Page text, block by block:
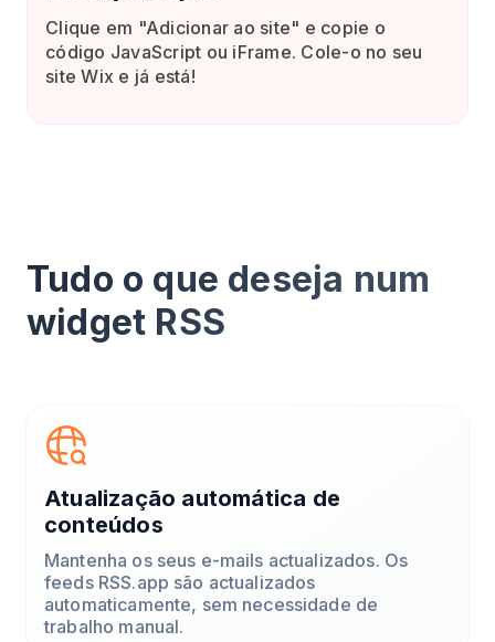
Clique em "Adicionar ao site" e copie o
código JavaScript ou iFrame. Cole-o no seu
site Wix e já está!
Tudo o que deseja num
widget RSS
Atualização automática de
conteúdos
Mantenha os seus e-mails actualizados. Os
feeds RSS.app são actualizados
automaticamente, sem necessidade de
trabalho manual.